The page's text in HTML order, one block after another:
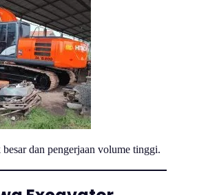
dan pengerjaan volume tinggi.